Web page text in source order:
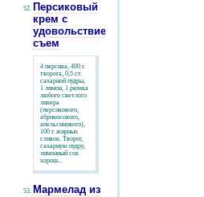
Персиковый
крем с
удовольствием
съем
4 персика, 400 г.
творога, 0,5 ст.
сахарной пудры,
1 лимон, 1 рюмка
любого светлого
ликера
(персикового,
абрикосового,
апельсинового),
100 г. жирных
сливок. Творог,
сахарную пудру,
лимонный сок
хорош...
Мармелад из